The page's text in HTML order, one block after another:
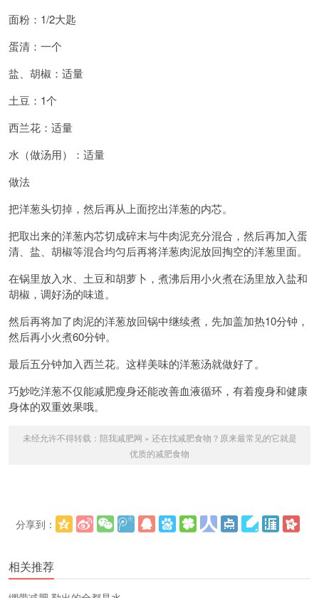
面粉：1/2大匙
蛋清：一个
盐、胡椒：适量
土豆：1个
西兰花：适量
水（做汤用）：适量
做法
把洋葱头切掉，然后再从上面挖出洋葱的内芯。
把取出来的洋葱内芯切成碎末与牛肉泥充分混合，然后再加入蛋
清、盐、胡椒等混合均匀后再将洋葱肉泥放回掏空的洋葱里面。
在锅里放入水、土豆和胡萝卜，煮沸后用小火煮在汤里放入盐和
胡椒，调好汤的味道。
然后再将加了肉泥的洋葱放回锅中继续煮，先加盖加热10分钟，
然后再小火煮60分钟。
最后五分钟加入西兰花。这样美味的洋葱汤就做好了。
巧妙吃洋葱不仅能减肥瘦身还能改善血液循环，有着瘦身和健康
身体的双重效果哦。
未经允许不得转载： 陪我减肥网 » 还在找减肥食物？原来最常见的它就是
优质的减肥食物
分享到：
相关推荐